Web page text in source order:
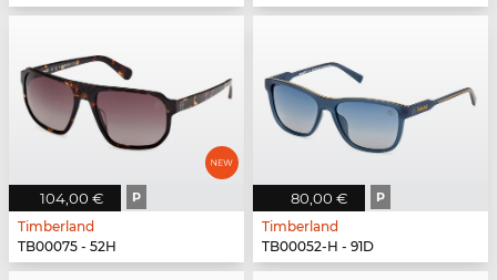
104,00 € P
Timberland
TB00075 - 52H
80,00 € P
Timberland
TB00052-H - 91D